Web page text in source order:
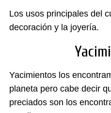
Los usos principales del
decoración y la joyería.
Yacimientos los
planeta pero cabe decir
preciados son los